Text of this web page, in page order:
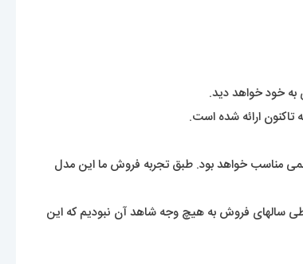
ارائه شده است.
مناسب خواهد بود. طبق تجربه فروش ما این مدل
سالهای فروش به هیچ وجه شاهد آن نبودیم که این